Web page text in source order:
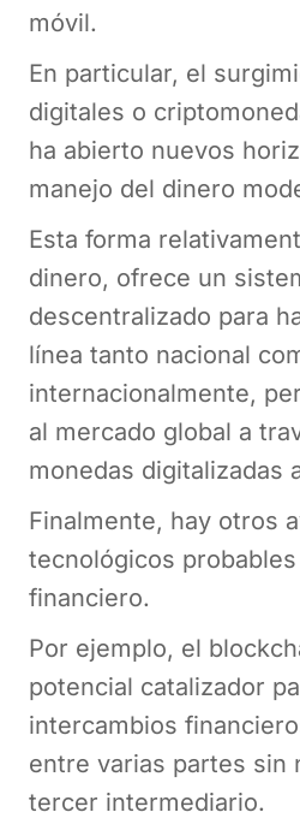
móvil.
En particular, el
digitales o
ha abierto nuevos
manejo del dinero
Esta forma
dinero, ofrece un
descentralizado para
línea tanto nacional
internacionalmente,
al mercado global a
monedas digitalizadas
Finalmente, hay otros
tecnológicos
financiero.
Por ejemplo, el
potencial catalizador
intercambios
entre varias partes sin
tercer intermediario.